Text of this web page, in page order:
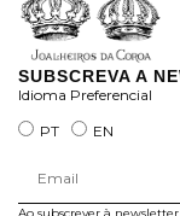
SUBSCREVA A
Idioma Preferencial
PT
EN
Ao subscrever à